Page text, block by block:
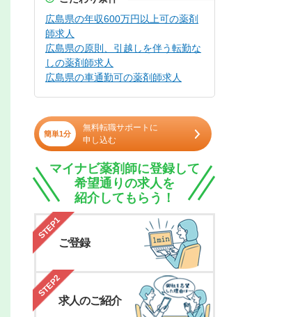
広島県の年収600万円以上可の薬剤
師求人
広島県の原則、引越しを伴う転勤な
しの薬剤師求人
広島県の車通勤可の薬剤師求人
簡単1分
無料転職サポートに
申し込む
マイナビ薬剤師に登録して
希望通りの求人を
紹介してもらう！
STEP1
ご登録
STEP2
求人のご紹介